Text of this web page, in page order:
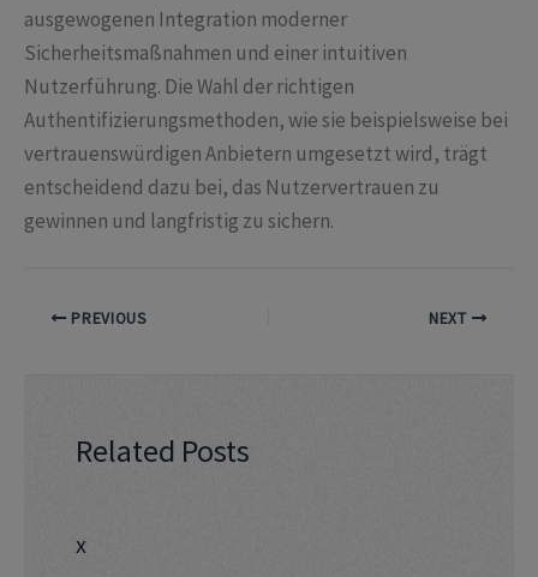
ausgewogenen Integration moderner
Sicherheitsmaßnahmen und einer intuitiven
Nutzerführung. Die Wahl der richtigen
Authentifizierungsmethoden, wie sie beispielsweise bei
vertrauenswürdigen Anbietern umgesetzt wird, trägt
entscheidend dazu bei, das Nutzervertrauen zu
gewinnen und langfristig zu sichern.
PREVIOUS NEXT
Related Posts
x